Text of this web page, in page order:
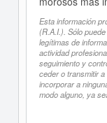
Esta información
(R.A.I.). Sólo
legítimas de
actividad
seguimiento y
ceder o transmitir
incorporar a
modo alguno, ya